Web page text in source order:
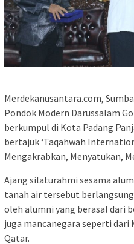
Merdekanusantara.com,
Pondok Modern Darussalam
berkumpul di Kota Padang
bertajuk ‘Taqahwah
Mengakrabkan, Menyatukan,
Ajang silaturahmi sesama
tanah air tersebut
oleh alumni yang berasal dari
juga mancanegara seperti dari
Qatar.